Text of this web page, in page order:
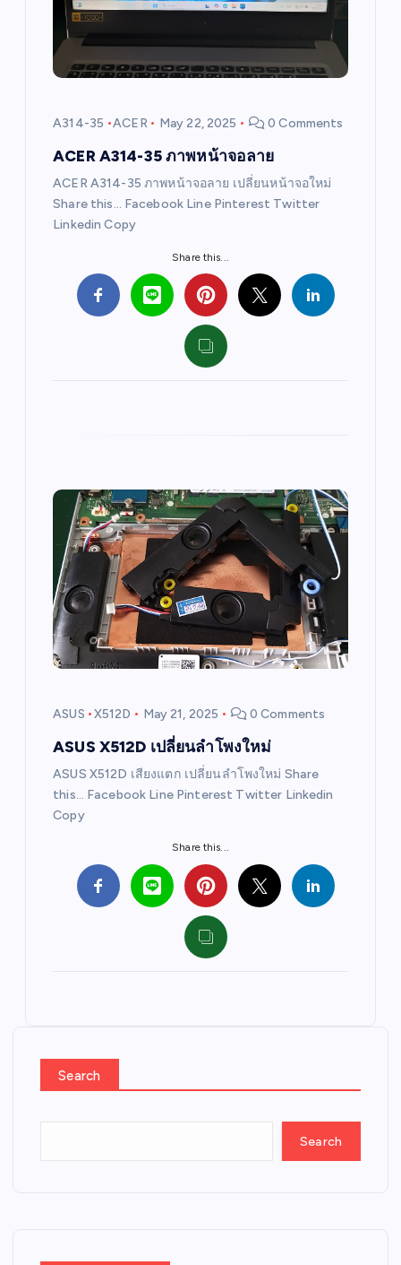
A314-35 ACER May 22, 2025 0 Comments
ACER A314-35 ภาพหน้าจอลาย
ACER A314-35 ภาพหน้าจอลาย เปลี่ยนหน้าจอใหม่
Share this… Facebook Line Pinterest Twitter
Linkedin Copy
Share this...
ASUS X512D May 21, 2025 0 Comments
ASUS X512D เปลี่ยนลำโพงใหม่
ASUS X512D เสียงแตก เปลี่ยนลำโพงใหม่ Share
this… Facebook Line Pinterest Twitter Linkedin
Copy
Share this...
Search
Search